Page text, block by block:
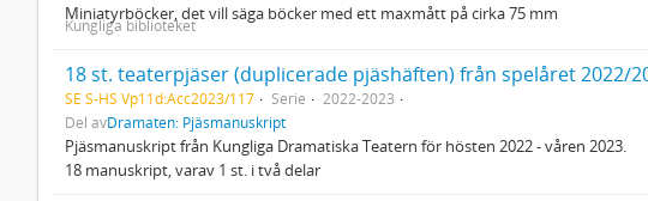
Miniatyrböcker, det vill säga böcker med ett maxmått på cirka 75 mm
Kungliga biblioteket
18 st. teaterpjäser (duplicerade pjäshäften) från spelåret 2022/
SE S-HS Vp11d:Acc2023/117 Serie
2022-2023
Del avDramaten: Pjäsmanuskript
Pjäsmanuskript från Kungliga Dramatiska Teatern för hösten 2022 - våren 2023.
18 manuskript, varav 1 st. i två delar